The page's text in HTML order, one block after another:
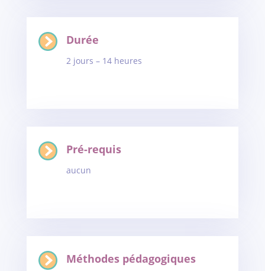
Durée
2 jours – 14 heures
Pré-requis
aucun
Méthodes pédagogiques